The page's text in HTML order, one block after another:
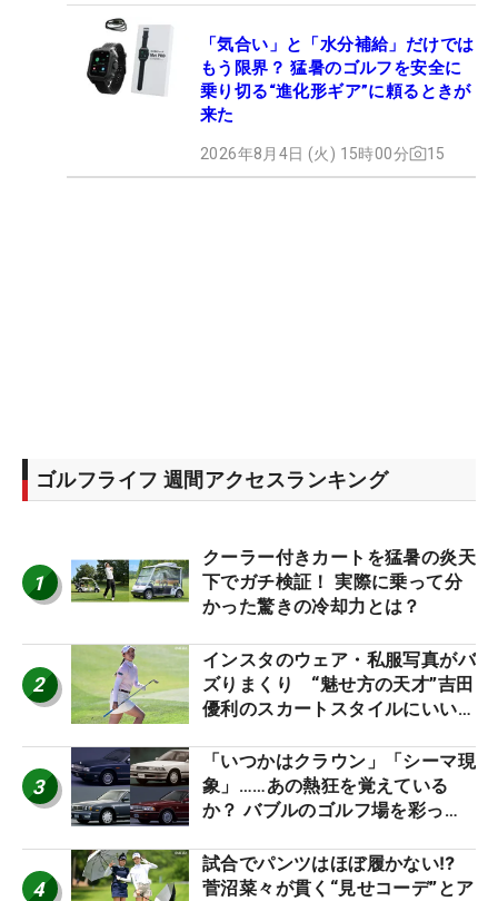
「気合い」と「水分補給」だけでは
もう限界？ 猛暑のゴルフを安全に
乗り切る“進化形ギア”に頼るときが
来た
2026年8月4日 (火) 15時00分 15
ゴルフライフ 週間アクセスランキング
1
クーラー付きカートを猛暑の炎天
下でガチ検証！ 実際に乗って分
かった驚きの冷却力とは？
2
インスタのウェア・私服写真がバ
ズりまくり “魅せ方の天才”吉田
優利のスカートスタイルにいい
3
「いつかはクラウン」「シーマ現
象」……あの熱狂を覚えている
か？ バブルのゴルフ場を彩った
4
試合でパンツはほぼ履かない⁉
菅沼菜々が貫く“見せコーデ”とア